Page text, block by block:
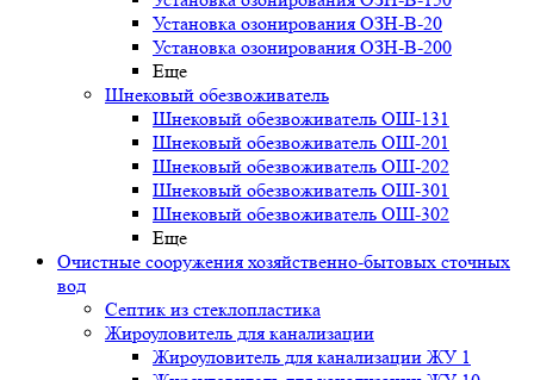
Установка озонирования ОЗН-В-20
Установка озонирования ОЗН-В-200
Еще
Шнековый обезвоживатель
Шнековый обезвоживатель ОШ-131
Шнековый обезвоживатель ОШ-201
Шнековый обезвоживатель ОШ-202
Шнековый обезвоживатель ОШ-301
Шнековый обезвоживатель ОШ-302
Еще
Очистные сооружения хозяйственно-бытовых сточных
вод
Септик из стеклопластика
Жироуловитель для канализации
Жироуловитель для канализации ЖУ 1